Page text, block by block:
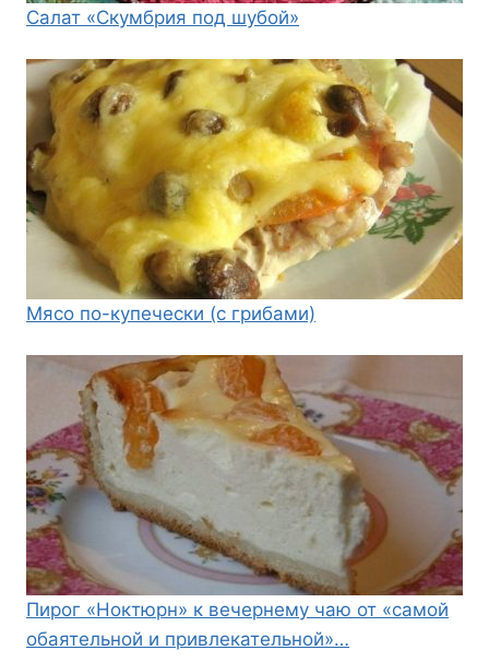
Салат «Скумбрия под шубой»
Мясо по-купечески (с грибами)
Пирог «Ноктюрн» к вечернему чаю от «самой
обаятельной и привлекательной»…